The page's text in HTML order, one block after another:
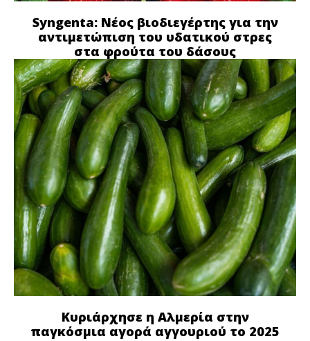
Syngenta: Νέος βιοδιεγέρτης για την
αντιμετώπιση του υδατικού στρες
στα φρούτα του δάσους
Κυριάρχησε η Αλμερία στην
παγκόσμια αγορά αγγουριού το 2025